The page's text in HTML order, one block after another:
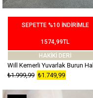
SEPETTE %10 İNDİRİMLE
1574,99TL
HAKİKİ DERİ
₺1.749,99
₺1.999,99